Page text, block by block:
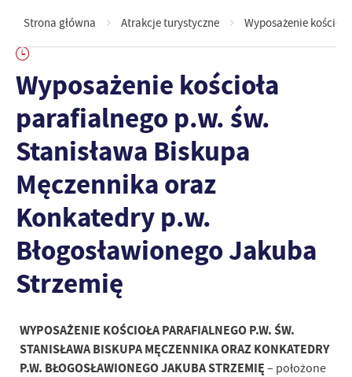
Strona główna Atrakcje turystyczne Wyposażenie
Wyposażenie kościoła
parafialnego p.w. św.
Stanisława Biskupa
Męczennika oraz
Konkatedry p.w.
Błogosławionego Jakuba
Strzemię
WYPOSAŻENIE KOŚCIOŁA PARAFIALNEGO P.W. ŚW.
STANISŁAWA BISKUPA MĘCZENNIKA ORAZ KONKATEDRY
P.W. BŁOGOSŁAWIONEGO JAKUBA STRZEMIĘ – położone